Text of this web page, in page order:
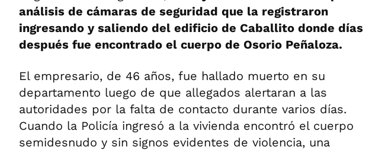
análisis de cámaras de seguridad que la registraron
ingresando y saliendo del edificio de Caballito donde días
después fue encontrado el cuerpo de Osorio Peñaloza.
El empresario, de 46 años, fue hallado muerto en su
departamento luego de que allegados alertaran a las
autoridades por la falta de contacto durante varios días.
Cuando la Policía ingresó a la vivienda encontró el cuerpo
semidesnudo y sin signos evidentes de violencia, una